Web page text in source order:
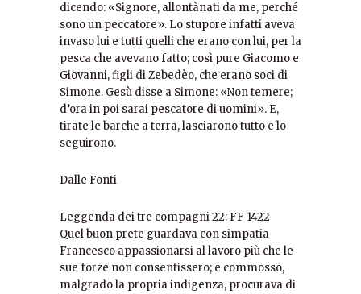
dicendo: «Signore, allontànati da me, perché
sono un peccatore». Lo stupore infatti aveva
invaso lui e tutti quelli che erano con lui, per la
pesca che avevano fatto; così pure Giacomo e
Giovanni, figli di Zebedèo, che erano soci di
Simone. Gesù disse a Simone: «Non temere;
d’ora in poi sarai pescatore di uomini». E,
tirate le barche a terra, lasciarono tutto e lo
seguirono.
Dalle Fonti
Leggenda dei tre compagni 22: FF 1422
Quel buon prete guardava con simpatia
Francesco appassionarsi al lavoro più che le
sue forze non consentissero; e commosso,
malgrado la propria indigenza, procurava di